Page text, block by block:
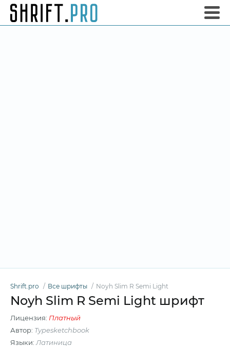
Shrift.pro Все шрифты Noyh Slim R Semi Light
Noyh Slim R Semi Light шрифт
Лицензия: Платный
Автор: Typesketchbook
Языки: Латиница